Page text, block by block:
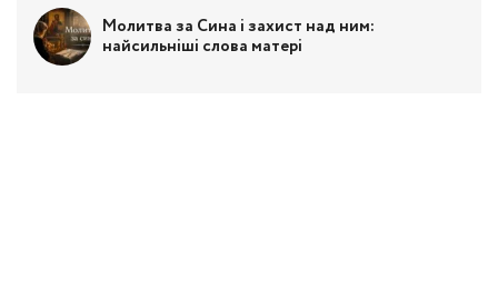
Молитва за Сина і захист над ним:
найсильніші слова матері